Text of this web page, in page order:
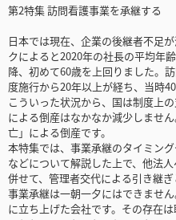
第2特集 訪問看護事業を承継する
日本では現在、企業の後継者不足
クによると2020年の社長の平均年
降、初めて60歳を上回りました。
度施行から20年以上が経ち、当時
こういった状況から、国は制度上
による倒産はなかなか減少しませ
亡」による倒産です。
本特集では、事業承継のタイミン
などについて解説した上で、他法
併せて、管理者交代による引き継
事業承継は一朝一夕にはできませ
に立ち上げた会社です。その存在